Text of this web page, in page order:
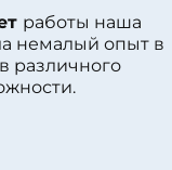
работы наша
немалый опыт в
различного